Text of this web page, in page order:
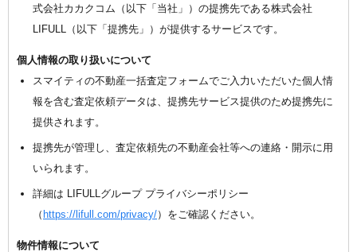
式会社カカクコム（以下「当社」）の提携先である株式会社
LIFULL（以下「提携先」）が提供するサービスです。
個人情報の取り扱いについて
スマイティの不動産一括査定フォームでご入力いただいた個人情
報を含む査定依頼データは、提携先サービス提供のため提携先に
提供されます。
提携先が管理し、査定依頼先の不動産会社等への連絡・開示に用
いられます。
詳細は LIFULLグループ プライバシーポリシー
（ https://lifull.com/privacy/）をご確認ください。
物件情報について